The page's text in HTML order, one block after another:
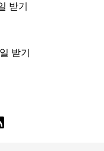
받기
받기